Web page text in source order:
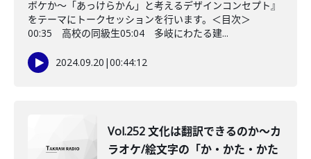
ボケか〜「あっけらかん」と考えるデザインコンセプト』
をテーマにトークセッションを行います。＜目次＞
00:35 高校の同級生05:04 多岐にわたる建...
2024.09.20 |00:44:12
Vol.252 文化は翻訳できるのか〜カ
ラオケ/絵文字の「か・かた・かた